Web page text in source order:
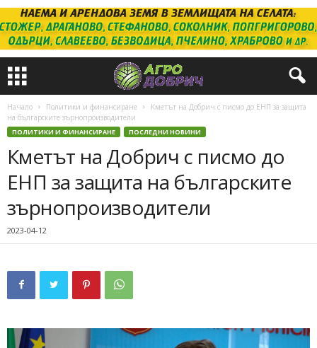
Начало Политики и финансиране
Кметът на Добрич с писмо до ЕНП за защита
на българските зърнопроизводители
ПОЛИТИКИ И ФИНАНСИРАНЕ ПОСЛЕДНИ НОВИНИ
Кметът на Добрич с писмо до
ЕНП за защита на българските
зърнопроизводители
2023-04-12